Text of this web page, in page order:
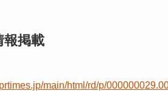
掲載
main/html/rd/p/